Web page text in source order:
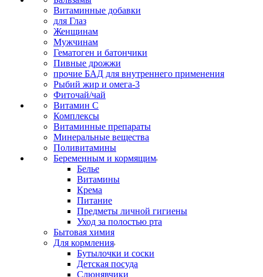
Витаминные добавки
для Глаз
Женщинам
Мужчинам
Гематоген и батончики
Пивные дрожжи
прочие БАД для внутреннего применения
Рыбий жир и омега-3
Фиточай/чай
Витамин С
Комплексы
Витаминные препараты
Минеральные вещества
Поливитамины
Беременным и кормящим
Белье
Витамины
Крема
Питание
Предметы личной гигиены
Уход за полостью рта
Бытовая химия
Для кормления
Бутылочки и соски
Детская посуда
Слюнявчики